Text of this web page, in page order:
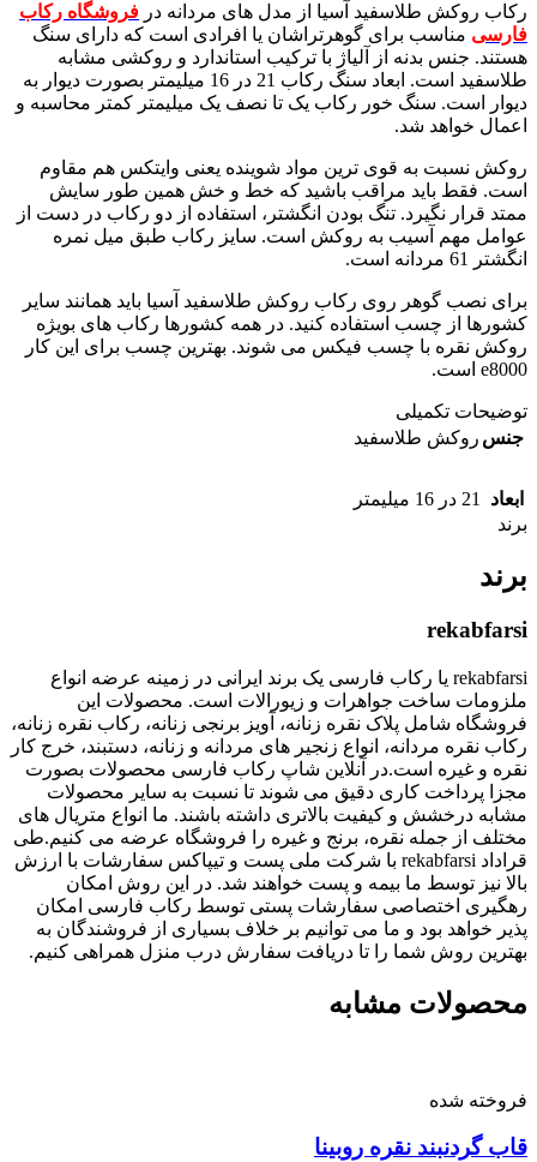
رکاب روکش طلاسفید آسیا از مدل های مردانه در فروشگاه رکاب
فارسی مناسب برای گوهرتراشان یا افرادی است که دارای سنگ
هستند. جنس بدنه از آلیاژ با ترکیب استاندارد و روکشی مشابه
طلاسفید است. ابعاد سنگ رکاب 21 در 16 میلیمتر بصورت دیوار به
دیوار است. سنگ خور رکاب یک تا نصف یک میلیمتر کمتر محاسبه و
اعمال خواهد شد.
روکش نسبت به قوی ترین مواد شوینده یعنی وایتکس هم مقاوم
است. فقط باید مراقب باشید که خط و خش همین طور سایش
ممتد قرار نگیرد. تنگ بودن انگشتر، استفاده از دو رکاب در دست از
عوامل مهم آسیب به روکش است. سایز رکاب طبق میل نمره
انگشتر 61 مردانه است.
برای نصب گوهر روی رکاب روکش طلاسفید آسیا باید همانند سایر
کشورها از چسب استفاده کنید. در همه کشورها رکاب های بویژه
روکش نقره با چسب فیکس می شوند. بهترین چسب برای این کار
e8000 است.
توضیحات تکمیلی
جنس روکش طلاسفید
ابعاد
21 در 16 میلیمتر
برند
برند
rekabfarsi
rekabfarsi یا رکاب فارسی یک برند ایرانی در زمینه عرضه انواع
ملزومات ساخت جواهرات و زیورالات است. محصولات این
فروشگاه شامل پلاک نقره زنانه، آویز برنجی زنانه، رکاب نقره زنانه،
رکاب نقره مردانه، انواع زنجیر های مردانه و زنانه، دستبند، خرج کار
نقره و غیره است.در آنلاین شاپ رکاب فارسی محصولات بصورت
مجزا پرداخت کاری دقیق می شوند تا نسبت به سایر محصولات
مشابه درخشش و کیفیت بالاتری داشته باشند. ما انواع متریال های
مختلف از جمله نقره، برنج و غیره را فروشگاه عرضه می کنیم.طی
قراداد rekabfarsi با شرکت ملی پست و تیپاکس سفارشات با ارزش
بالا نیز توسط ما بیمه و پست خواهند شد. در این روش امکان
رهگیری اختصاصی سفارشات پستی توسط رکاب فارسی امکان
پذیر خواهد بود و ما می توانیم بر خلاف بسیاری از فروشندگان به
بهترین روش شما را تا دریافت سفارش درب منزل همراهی کنیم.
محصولات مشابه
فروخته شده
قاب گردنبند نقره روبینا